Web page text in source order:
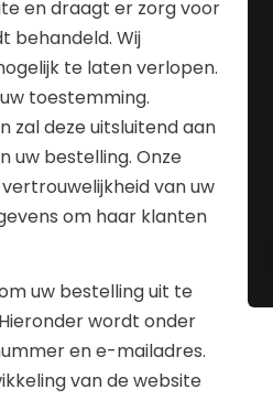
en draagt er zorg voor
behandeld. Wij
te laten verlopen.
toestemming.
zal deze uitsluitend aan
uw bestelling. Onze
van uw
om haar klanten
uw bestelling uit te
wordt onder
en e-mailadres.
van de website